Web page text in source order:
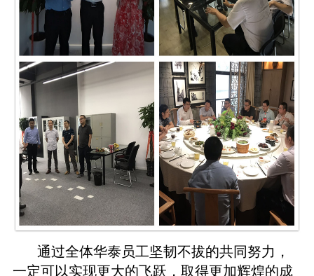
通过全体华泰员工坚韧不拔的共同努力，
一定可以实现更大的飞跃，取得更加辉煌的成